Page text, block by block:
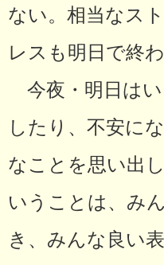
ない。相当なス
レスも明日で終
今夜・明日は
したり、不安に
なことを思い出
いうことは、み
き、みんな良い